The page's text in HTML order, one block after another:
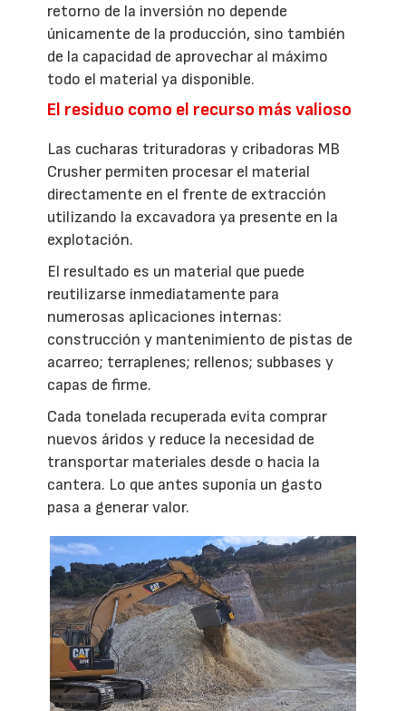
retorno de la inversión no depende
únicamente de la producción, sino también
de la capacidad de aprovechar al máximo
todo el material ya disponible.
El residuo como el recurso más valioso
Las cucharas trituradoras y cribadoras MB
Crusher permiten procesar el material
directamente en el frente de extracción
utilizando la excavadora ya presente en la
explotación.
El resultado es un material que puede
reutilizarse inmediatamente para
numerosas aplicaciones internas:
construcción y mantenimiento de pistas de
acarreo; terraplenes; rellenos; subbases y
capas de firme.
Cada tonelada recuperada evita comprar
nuevos áridos y reduce la necesidad de
transportar materiales desde o hacia la
cantera. Lo que antes suponía un gasto
pasa a generar valor.